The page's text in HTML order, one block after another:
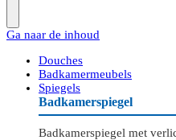
Ga naar de inhoud
Douches
Badkamermeubels
Spiegels
Badkamerspiegel
Badkamerspiegel met